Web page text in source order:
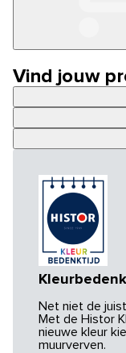
Vind jouw
Net niet de
Met de Histor
nieuwe kleur
muurverven.